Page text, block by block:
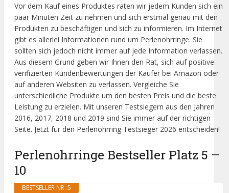
Vor dem Kauf eines Produktes raten wir jedem Kunden sich ein
paar Minuten Zeit zu nehmen und sich erstmal genau mit den
Produkten zu beschäftigen und sich zu informieren. Im Internet
gibt es allerlei Informationen rund um Perlenohrringe. Sie
sollten sich jedoch nicht immer auf jede Information verlassen.
Aus diesem Grund geben wir Ihnen den Rat, sich auf positive
verifizierten Kundenbewertungen der Käufer bei Amazon oder
auf anderen Websiten zu verlassen. Vergleiche Sie
unterschiedliche Produkte um den besten Preis und die beste
Leistung zu erzielen. Mit unseren Testsiegern aus den Jahren
2016, 2017, 2018 und 2019 sind Sie immer auf der richtigen
Seite. Jetzt für den Perlenohrring Testsieger 2026 entscheiden!
Perlenohrringe Bestseller Platz 5 –
10
BESTSELLER NR. 5